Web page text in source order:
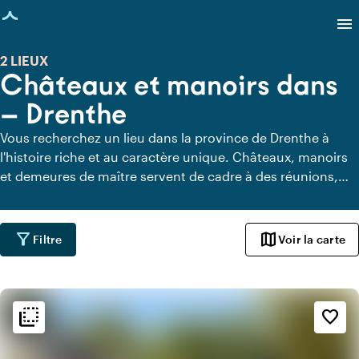
chargée
menu
Châteaux et manoirs dans
— Drenthe
2 LIEUX
Vous recherchez un lieu dans la province de Drenthe à
l'histoire riche et au caractère unique. Châteaux, manoirs
et demeures de maître servent de cadre à des réunions,
Vous y trouverez des bâtiments monumentaux, des salons
élégants et des espaces extérieurs verdoyants qui
apportent atmosphère et caractère à chaque événement.
tionnels se rencontrent.
filter_alt Filtre mapVoir la carte
flip_to_back favorite_border
flip_to_back Ambiance
info
Classique